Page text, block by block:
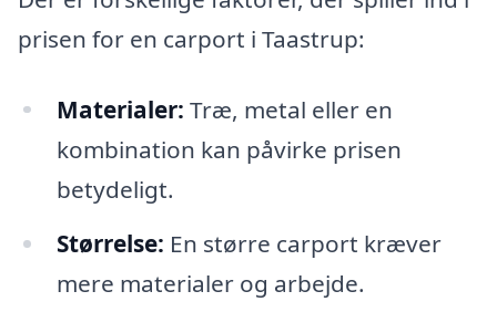
prisen for en carport i Taastrup:
Materialer: Træ, metal eller en
kombination kan påvirke prisen
betydeligt.
Størrelse: En større carport kræver
mere materialer og arbejde.